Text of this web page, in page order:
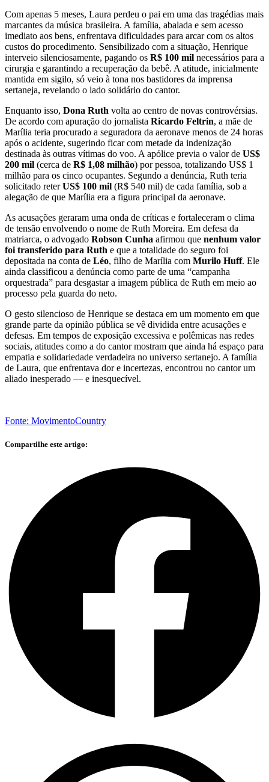
Com apenas 5 meses, Laura perdeu o pai em uma das tragédias mais
marcantes da música brasileira. A família, abalada e sem acesso
imediato aos bens, enfrentava dificuldades para arcar com os altos
custos do procedimento. Sensibilizado com a situação, Henrique
interveio silenciosamente, pagando os R$ 100 mil necessários para a
cirurgia e garantindo a recuperação da bebê. A atitude, inicialmente
mantida em sigilo, só veio à tona nos bastidores da imprensa
sertaneja, revelando o lado solidário do cantor.
Enquanto isso, Dona Ruth volta ao centro de novas controvérsias.
De acordo com apuração do jornalista Ricardo Feltrin, a mãe de
Marília teria procurado a seguradora da aeronave menos de 24 horas
após o acidente, sugerindo ficar com metade da indenização
destinada às outras vítimas do voo. A apólice previa o valor de US$
200 mil (cerca de R$ 1,08 milhão) por pessoa, totalizando US$ 1
milhão para os cinco ocupantes. Segundo a denúncia, Ruth teria
solicitado reterUS$ 100 mil (R$ 540 mil) de cada família, sob a
alegação de que Marília era a figura principal da aeronave.
As acusações geraram uma onda de críticas e fortaleceram o clima
de tensão envolvendo o nome de Ruth Moreira. Em defesa da
matriarca, o advogado Robson Cunha afirmou que nenhum valor
foi transferido para Ruth e que a totalidade do seguro foi
depositada na conta de Léo, filho de Marília com Murilo Huff. Ele
ainda classificou a denúncia como parte de uma “campanha
orquestrada” para desgastar a imagem pública de Ruth em meio ao
processo pela guarda do neto.
O gesto silencioso de Henrique se destaca em um momento em que
grande parte da opinião pública se vê dividida entre acusações e
defesas. Em tempos de exposição excessiva e polêmicas nas redes
sociais, atitudes como a do cantor mostram que ainda há espaço para
empatia e solidariedade verdadeira no universo sertanejo. A família
de Laura, que enfrentava dor e incertezas, encontrou no cantor um
aliado inesperado — e inesquecível.
Fonte: MovimentoCountry
Compartilhe este artigo: